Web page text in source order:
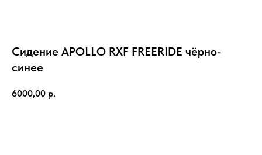
Сидение APOLLO RXF FREERIDE чёрно-
синее
6000,00 р.